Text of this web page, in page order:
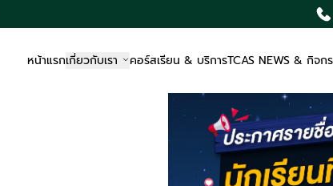
หน้าแรกเกี่ยวกับเรา คอร์สเรียน & บริการTCAS NEWS & กิจก